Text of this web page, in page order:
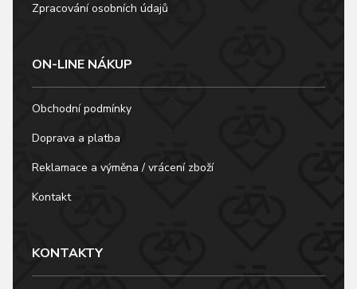
Zpracování osobních údajů
ON-LINE NÁKUP
Obchodní podmínky
Doprava a platba
Reklamace a výměna / vrácení zboží
Kontakt
KONTAKTY